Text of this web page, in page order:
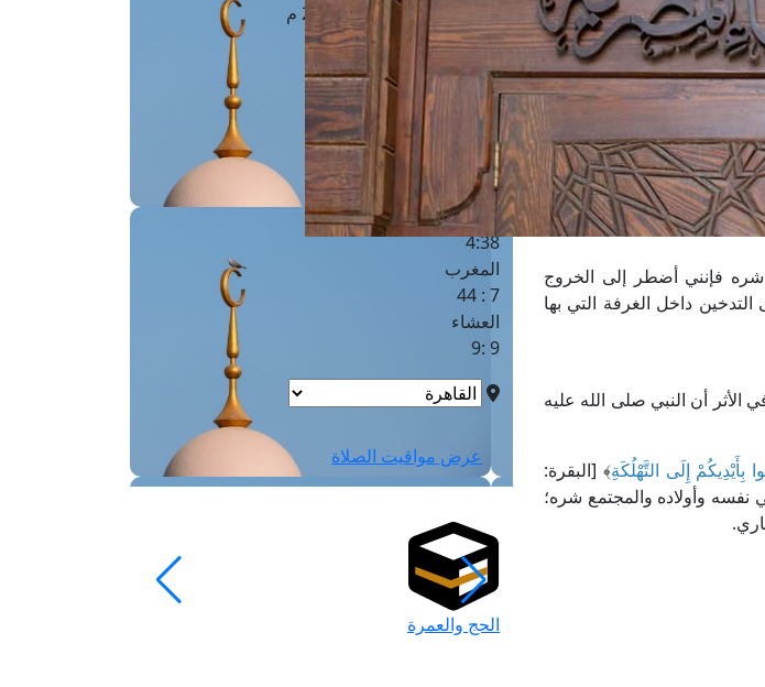
شره فإنني أضطر إلى الخروج
داخل الغرفة التي بها
أن النبي صلى الله عليه
بِأَيْدِيكُمْ إِلَى التَّهْلُكَةِ﴾ [البقرة:
29]، ويقي نفسه وأولاده والمجتمع شره؛
القاهرة · 07 أغسطس 2026 م
4 :41
الشروق
6 :17
الظهر
1 : 1
العصر
4:38
المغرب
7 : 44
العشاء
9 :9
عرض مواقيت الصلاة
الحج والعمرة